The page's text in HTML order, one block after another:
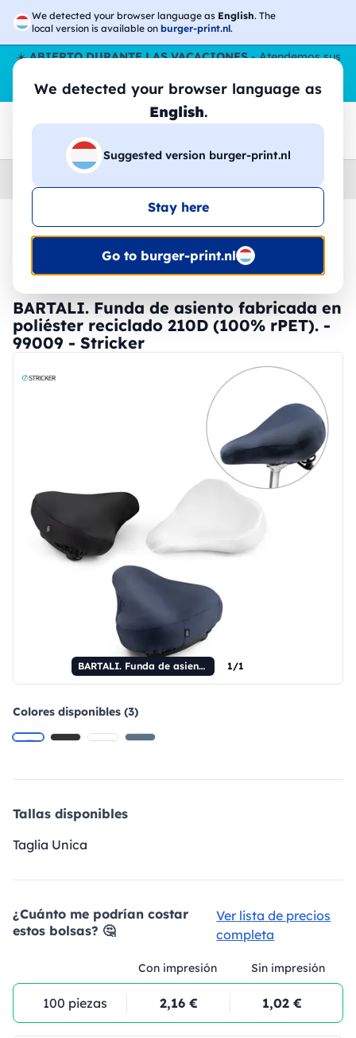
We detected your browser language as English. The
local version is available on burger-print.nl.
We detected your browser language as
English.
Suggested version burger-print.nl
Stay here
Go to burger-print.nl
☀️ABIERTO DURANTE LAS VACACIONES- Atendemos sus
pedidos durante todo el verano, incluso en agosto.
Sin parar
😎🌴
Home
🔥 -30% de impresión DTF
BARTALI. Funda de asiento fabricada en
poliéster reciclado 210D (100% rPET). -
99009 - Stricker
BARTALI. Funda de asiento fabricada en poliéster reciclado 210D (100% rPET). 1/1
Colores disponibles (3)
Tallas disponibles
Taglia Unica
¿Cuánto me podrían costar
estos bolsas? 🤔
Ver lista de precios
completa
Con impresión Sin impresión
100 piezas 2,16 € 1,02 €